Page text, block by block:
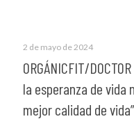
2 de mayo de 2024
ORGÁNICFIT/
la esperanza de vida
mejor calidad de vida”